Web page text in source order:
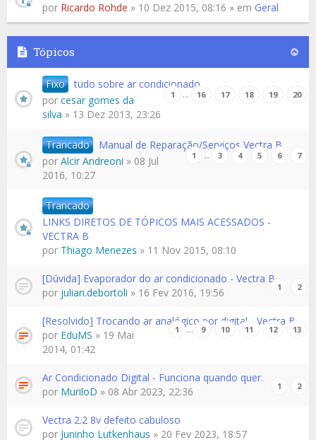
por Ricardo Rohde » 10 Dez 2015, 08:16 » em Geral
Tópicos
Fixo tudo sobre ar condicionado
1 … 16 17 18 19 20
por cesar gomes da
silva » 13 Dez 2013, 23:26
Trancado Manual de Reparação/Serviços Vectra B
1 … 3 4 5 6 7
por Alcir Andreoni » 08 Jul
2016, 10:27
Trancado
LINKS DIRETOS DE TÓPICOS MAIS ACESSADOS -
VECTRA B
por Thiago Menezes » 11 Nov 2015, 08:10
[Dúvida] Evaporador do ar condicionado - Vectra B
1 2
por julian.debortoli » 16 Fev 2016, 19:56
[Resolvido] Trocando ar analógico por digital - Vectra B
1 … 9 10 11 12 13
por EduMS » 19 Mai
2014, 01:42
Ar Condicionado Digital - Funciona quando quer.
1 2
por MuriloD » 08 Abr 2023, 22:36
Vectra 2.2 8v defeito cabuloso
por Juninho Lutkenhaus » 20 Fev 2023, 18:57